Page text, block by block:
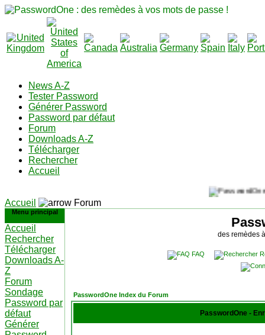
News A-Z
Tester Password
Générer Password
Password par défaut
Forum
Downloads A-Z
Télécharger
Rechercher
Accueil
Accueil Forum
Menu principal
Accueil
Rechercher
Télécharger
Downloads A-
Z
Forum
Sondage
Password par
défaut
Générer
des remèdes
FAQ
PasswordOne Index du Forum
PasswordOne -